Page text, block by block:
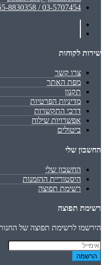
03-5707454 / 055-8830358
שירות לקוחות
צרו קשר
מפת האתר
תקנון
מדיניות הפרטיות
דרכי התקשרות
אפשרויות שילוח
ביטולים
החשבון שלי
החשבון שלי
היסטוריית ההזמנות
רשימת תפוצה
רשימת תפוצה
הירשמו לרשימת תפוצה של
הרשמה